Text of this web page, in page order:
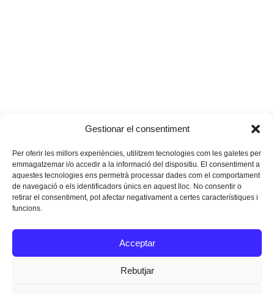
Gestionar el consentiment
Per oferir les millors experiències, utilitzem tecnologies com les galetes per
emmagatzemar i/o accedir a la informació del dispositiu. El consentiment a
aquestes tecnologies ens permetrà processar dades com el comportament
de navegació o els identificadors únics en aquest lloc. No consentir o
retirar el consentiment, pot afectar negativament a certes característiques i
funcions.
Acceptar
Rebutjar
next
l’hauríem d’inventar
Instagram
Facebook
Twitter
Texts Legals